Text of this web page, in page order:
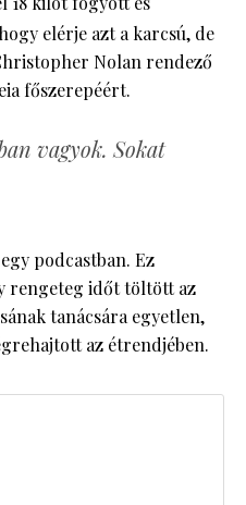
elérje azt a karcsú, de
Nolan rendező
főszerepéért.
vagyok. Sokat
podcastban. Ez
rengeteg időt töltött az
tanácsára egyetlen,
az étrendjében.